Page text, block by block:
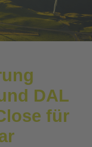
DAL
für